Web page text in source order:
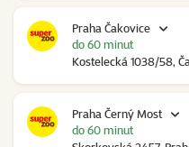
Praha Čakovice
Kostelecká 1038/58,
do 60 minut
Praha Černý Most
do 60 minut